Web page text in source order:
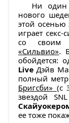
Ни один
нового
этой осенью
играет
со своим
«Сильвио».
обойдется:
Live Дэйв
полный
Бригсби» (с
звездой
ее тоже